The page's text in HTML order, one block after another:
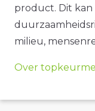
product. Dit
milieu,
Over